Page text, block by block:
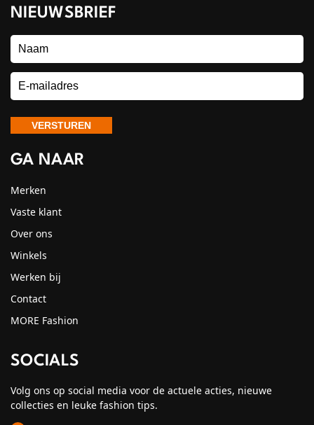
NIEUWSBRIEF
GA NAAR
Merken
Vaste klant
Over ons
Winkels
Werken bij
Contact
MORE Fashion
SOCIALS
Volg ons op social media voor de actuele acties, nieuwe
collecties en leuke fashion tips.